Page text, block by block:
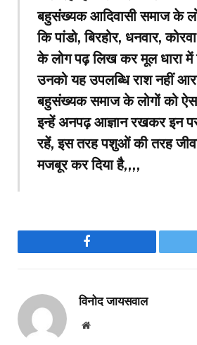
बहुसंख्यक आदिवासी समाज के
कि पांडो, बिरहोर, धनवार,
के लोग पढ़ लिख कर मूल धारा में
उनको यह उपलब्धि राश नहीं
बहुसंख्यक समाज के लोगों को
इन्हें अनपढ़ आज्ञान रखकर इन
रहें, इस तरह पशुओं की तरह
मजबूर कर दिया है,,,,
Facebook
विनोद जायसवाल
Website